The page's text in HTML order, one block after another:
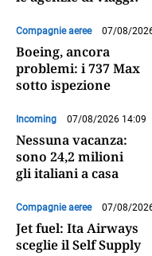
Compagnie aeree 07/08/
Boeing, ancora
problemi: i 737 Max
sotto ispezione
Incoming 07/08/2026 14:09
Nessuna vacanza:
sono 24,2 milioni
gli italiani a casa
Compagnie aeree 07/08/
Jet fuel: Ita Airways
sceglie il Self Supply